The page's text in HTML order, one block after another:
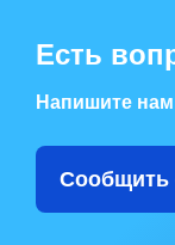
Есть
Напишите нам
Сообщить